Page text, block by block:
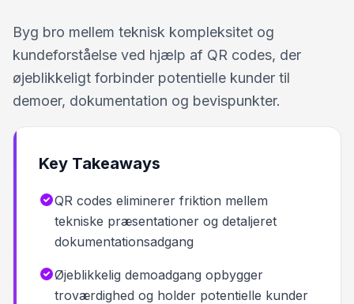
Byg bro mellem teknisk kompleksitet og
kundeforståelse ved hjælp af QR codes, der
øjeblikkeligt forbinder potentielle kunder til
demoer, dokumentation og bevispunkter.
Key Takeaways
QR codes eliminerer friktion mellem
tekniske præsentationer og detaljeret
dokumentationsadgang
Øjeblikkelig demoadgang opbygger
troværdighed og holder potentielle kunder